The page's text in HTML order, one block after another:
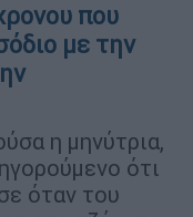
που
με την
η μηνύτρια,
ότι
όταν του